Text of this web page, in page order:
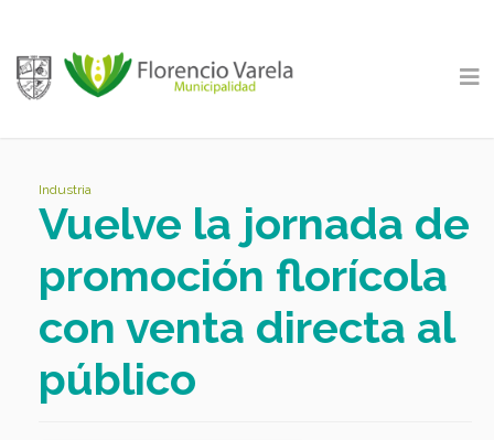
Industria
Vuelve la jornada de
promoción florícola
con venta directa al
público